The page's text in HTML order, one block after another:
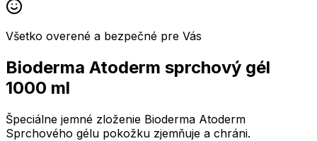
Všetko overené a bezpečné pre Vás
Bioderma Atoderm sprchový gél
1000 ml
Špeciálne jemné zloženie Bioderma Atoderm
Sprchového gélu pokožku zjemňuje a chráni.